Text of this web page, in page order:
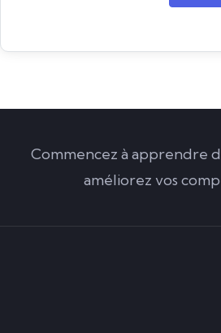
Commencez à apprendre
améliorez vos